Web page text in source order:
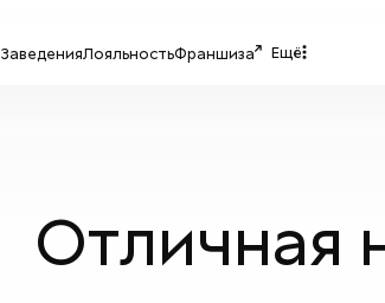
ЗаведенияЛояльностьФраншиза Ещё
Отличная